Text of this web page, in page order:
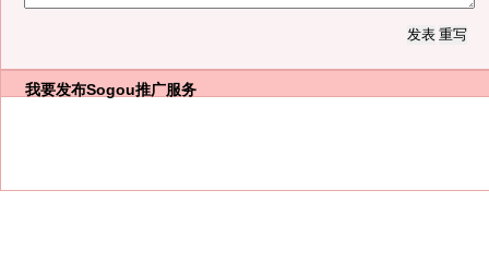
我要发布Sogou推广服务